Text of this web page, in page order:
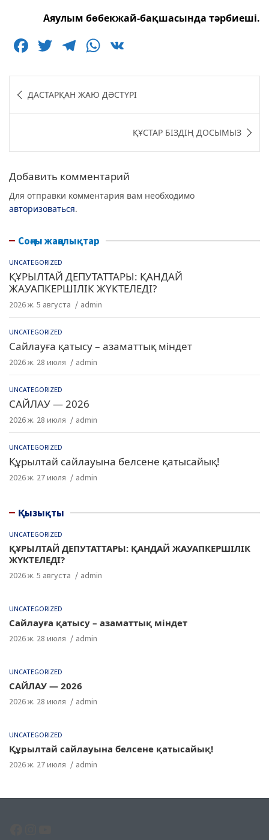
Аяулым бөбекжай-бақшасында тәрбиеші.
F
c
e
b
o
k
T
itt
er
T
e
g
ra
W
at
s
A
p
по ДАСТАРҚАН ЖАЮ ДӘСТҮРІ
ҚҰСТАР БІЗДІҢ ДОСЫМЫЗ
Добавить комментарий
Для отправки комментария вам необходимо
авторизоваться.
Соңғы жаңалықтар
UNCATEGORIZED
ҚҰРЫЛТАЙ ДЕПУТАТТАРЫ: ҚАНДАЙ
ЖАУАПКЕРШІЛІК ЖҮКТЕЛЕДІ?
2026 ж. 5 августа admin
UNCATEGORIZED
Сайлауға қатысу – азаматтық міндет
2026 ж. 28 июля admin
UNCATEGORIZED
САЙЛАУ — 2026
2026 ж. 28 июля admin
UNCATEGORIZED
Құрылтай сайлауына белсене қатысайық!
2026 ж. 27 июля admin
Қызықты
UNCATEGORIZED
ҚҰРЫЛТАЙ ДЕПУТАТТАРЫ: ҚАНДАЙ ЖАУАПКЕРШІЛІК
ЖҮКТЕЛЕДІ?
2026 ж. 5 августа admin
UNCATEGORIZED
Сайлауға қатысу – азаматтық міндет
2026 ж. 28 июля admin
UNCATEGORIZED
САЙЛАУ — 2026
2026 ж. 28 июля admin
UNCATEGORIZED
Құрылтай сайлауына белсене қатысайық!
2026 ж. 27 июля admin